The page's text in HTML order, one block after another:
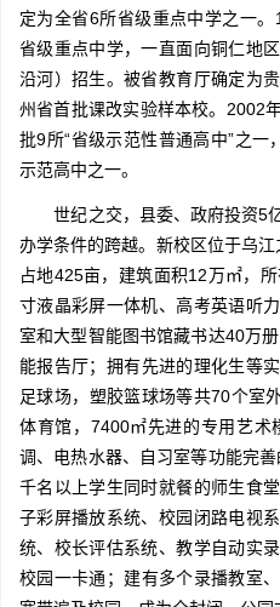
定为全省6所省级重点中学之一
省级重点中学，一直面向铜仁地
沿河）招生。被省教育厅确定为
州省首批课改实验样本校。2002
批9所“省级示范性普通高中”之
示范高中之一。
世纪之交，县委、政府投资5
办学条件的跨越。新校区位于乌江
占地425亩，建筑面积12万㎡，
寸液晶彩屏一体机、高考英语听
室和大型智能图书馆藏书达40万
能报告厅；拥有先进的理化生等
足球场，塑胶篮球场等共70个室
体育馆，7400㎡先进的专用艺术
调、电热水器、自习室等功能完
千名以上学生同时就餐的师生食
子彩屏播放系统、校园闭路电视
统、校长评估系统、教学自动实
校园一卡通；建有多个录播教室